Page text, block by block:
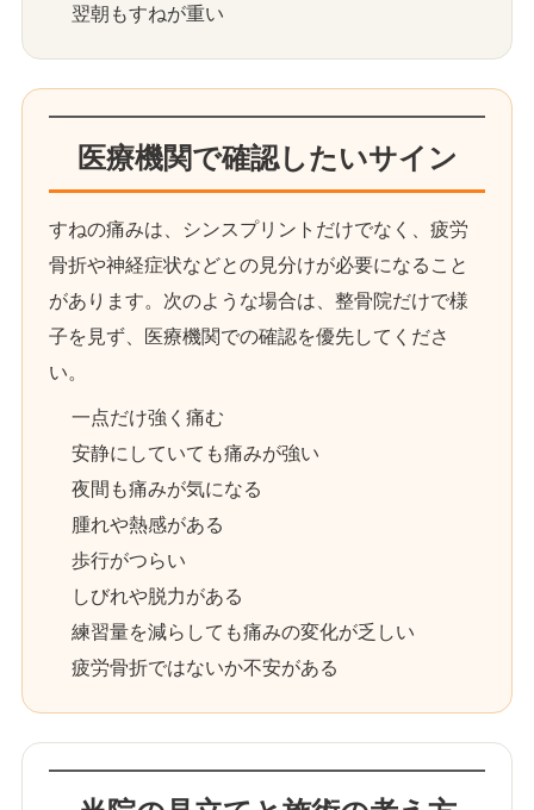
翌朝もすねが重い
医療機関で確認したいサイン
すねの痛みは、シンスプリントだけでなく、疲労
骨折や神経症状などとの見分けが必要になること
があります。次のような場合は、整骨院だけで様
子を見ず、医療機関での確認を優先してくださ
い。
一点だけ強く痛む
安静にしていても痛みが強い
夜間も痛みが気になる
腫れや熱感がある
歩行がつらい
しびれや脱力がある
練習量を減らしても痛みの変化が乏しい
疲労骨折ではないか不安がある